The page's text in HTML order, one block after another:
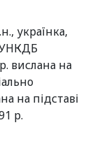
українка,
УНКДБ
вислана на
на підставі
р.